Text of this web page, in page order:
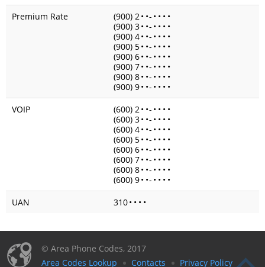
Premium Rate
(900) 2• •- • • • •
(900) 3• •- • • • •
(900) 4• •- • • • •
(900) 5• •- • • • •
(900) 6• •- • • • •
(900) 7• •- • • • •
(900) 8• •- • • • •
(900) 9• •- • • • •
VOIP
(600) 2• •- • • • •
(600) 3• •- • • • •
(600) 4• •- • • • •
(600) 5• •- • • • •
(600) 6• •- • • • •
(600) 7• •- • • • •
(600) 8• •- • • • •
(600) 9• •- • • • •
UAN
310• • • •
© Area Phone Codes, 2017
Area Codes Lookup
Contacts Privacy Policy